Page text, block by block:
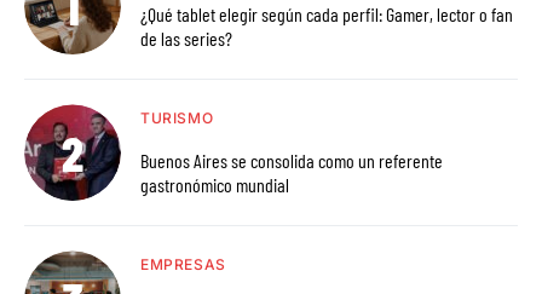
¿Qué tablet elegir según cada perfil: Gamer, lector o fan
de las series?
TURISMO
Buenos Aires se consolida como un referente
gastronómico mundial
EMPRESAS